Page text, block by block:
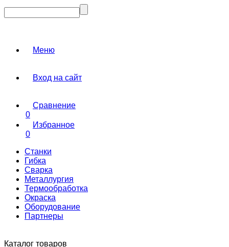
Меню
Вход на сайт
Сравнение
0
Избранное
0
Станки
Гибка
Сварка
Металлургия
Термообработка
Окраска
Оборудование
Партнеры
Каталог товаров